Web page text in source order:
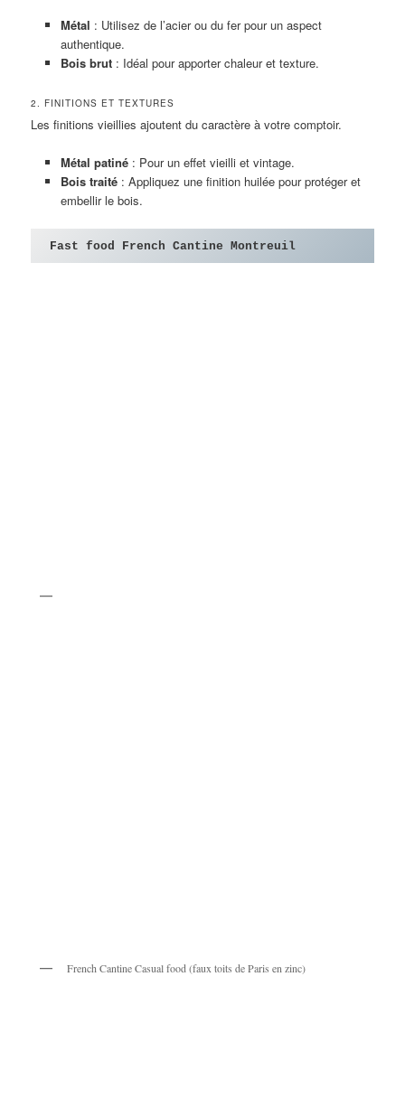
Métal : Utilisez de l’acier ou du fer pour un aspect
authentique.
Bois brut: Idéal pour apporter chaleur et texture.
2. FINITIONS ET TEXTURES
Les finitions vieillies ajoutent du caractère à votre comptoir.
Métal patiné: Pour un effet vieilli et vintage.
Bois traité: Appliquez une finition huilée pour protéger et
embellir le bois.
Fast food French Cantine Montreuil
French Cantine Casual food (faux toits de Paris en zinc)